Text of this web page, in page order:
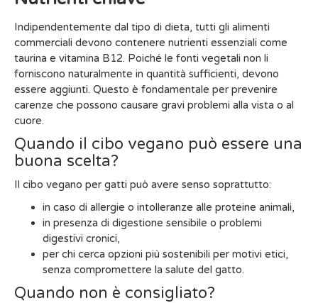
Indipendentemente dal tipo di dieta, tutti gli alimenti
commerciali devono contenere nutrienti essenziali come
taurina e vitamina B12. Poiché le fonti vegetali non li
forniscono naturalmente in quantità sufficienti, devono
essere aggiunti. Questo è fondamentale per prevenire
carenze che possono causare gravi problemi alla vista o al
cuore.
Quando il cibo vegano può essere una
buona scelta?
Il cibo vegano per gatti può avere senso soprattutto:
in caso di allergie o intolleranze alle proteine animali,
in presenza di digestione sensibile o problemi
digestivi cronici,
per chi cerca opzioni più sostenibili per motivi etici,
senza compromettere la salute del gatto.
Quando non è consigliato?